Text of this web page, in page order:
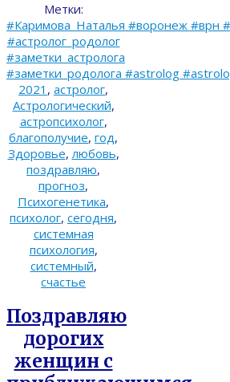
Метки:
#Каримова_Наталья #воронеж #врн
#астролог_родолог
#заметки_астролога
#заметки_родолога #astrolog
2021 , астролог,
Астрологический,
астропсихолог,
благополучие, год,
Здоровье,любовь,
поздравляю,
прогноз,
Психогенетика,
психолог, сегодня,
системная
психология,
системный,
счастье
Поздравляю
дорогих
женщин с